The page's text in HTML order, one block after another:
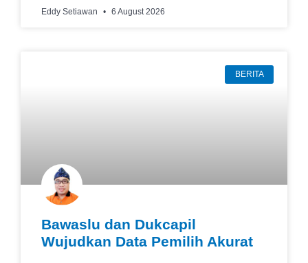
Eddy Setiawan 6 August 2026
BERITA
Bawaslu dan Dukcapil
Wujudkan Data Pemilih Akurat